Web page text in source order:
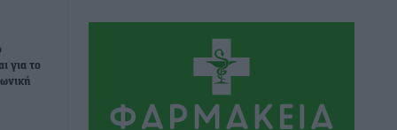
για το
Ιάλυσος Β’: Νωρίς νωρίς μπήκαν στα
βάσανα της προετοιμασίας
πριν 14 ώρες